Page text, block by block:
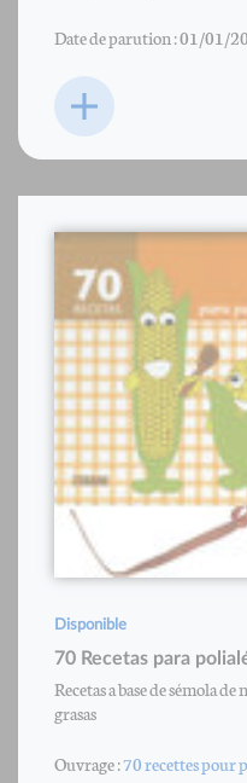
Date de parution : 01/01/
Disponible
70 Recetas para
Recetas a base de sémola
grasas
Ouvrage :70 recettes pour